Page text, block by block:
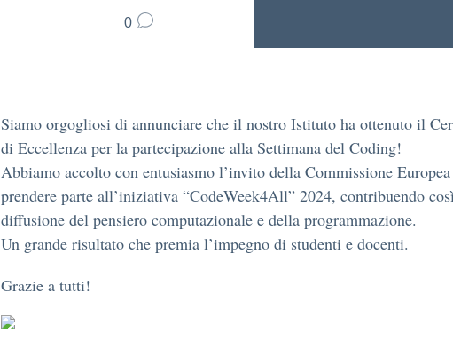
0
Siamo orgogliosi di annunciare che il nostro Istituto ha ottenuto il
di Eccellenza per la partecipazione alla Settimana del Coding!
Abbiamo accolto con entusiasmo l’invito della Commissione
prendere parte all’iniziativa “CodeWeek4All” 2024, contribuendo
diffusione del pensiero computazionale e della programmazione.
Un grande risultato che premia l’impegno di studenti e docenti.
Grazie a tutti!